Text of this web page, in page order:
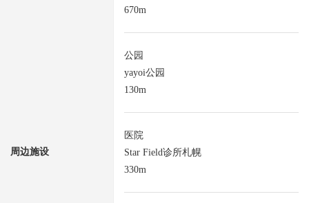
周边施设
670m
公园
yayoi公园
130m
医院
Star Field诊所札幌
330m